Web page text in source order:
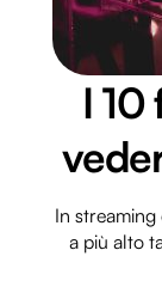
I 10
In
a più alto